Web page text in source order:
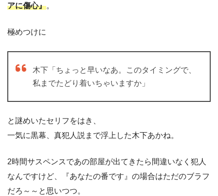
アに傷心』。
極めつけに
木下「ちょっと早いなあ。このタイミングで、
私までたどり着いちゃいますか」
と謎めいたセリフをはき、
一気に黒幕、真犯人説まで浮上した木下あかね。
2時間サスペンスであの部屋が出てきたら間違いなく犯人
なんですけど、『あなたの番です』の場合はただのブラフ
だろ～～と思いつつ。